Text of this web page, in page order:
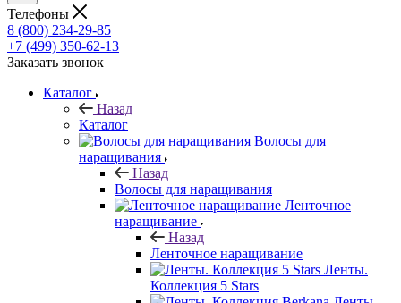
Телефоны
8 (800) 234-29-85
+7 (499) 350-62-13
Заказать звонок
Каталог
Назад
Каталог
Волосы для
наращивания
Назад
Волосы для наращивания
Ленточное
наращивание
Назад
Ленточное наращивание
Ленты.
Коллекция 5 Stars